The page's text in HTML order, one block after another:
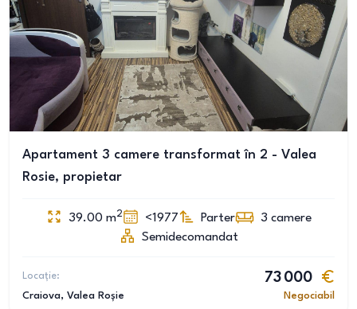
Apartament 3 camere transformat în 2 - Valea
Rosie, propietar
39.00 m2 <1977 Parter 3 camere
Semidecomandat
Locație:
Craiova, Valea Roșie
73 000
Negociabil